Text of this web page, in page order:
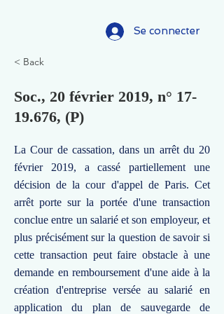
Se connecter
< Back
Soc., 20 février 2019, n° 17-
19.676, (P)
La Cour de cassation, dans un arrêt du 20
février 2019, a cassé partiellement une
décision de la cour d'appel de Paris. Cet
arrêt porte sur la portée d'une transaction
conclue entre un salarié et son employeur, et
plus précisément sur la question de savoir si
cette transaction peut faire obstacle à une
demande en remboursement d'une aide à la
création d'entreprise versée au salarié en
application du plan de sauvegarde de